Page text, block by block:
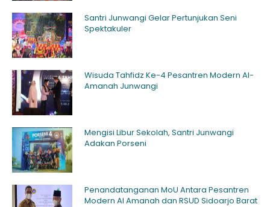
Santri Junwangi Gelar Pertunjukan Seni
Spektakuler
Wisuda Tahfidz Ke-4 Pesantren Modern Al-
Amanah Junwangi
Mengisi Libur Sekolah, Santri Junwangi
Adakan Porseni
Penandatanganan MoU Antara Pesantren
Modern Al Amanah dan RSUD Sidoarjo Barat